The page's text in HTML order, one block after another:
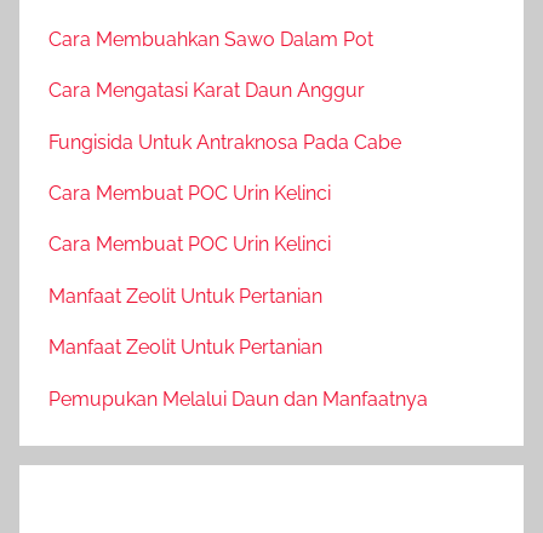
Cara Membuahkan Sawo Dalam Pot
Cara Mengatasi Karat Daun Anggur
Fungisida Untuk Antraknosa Pada Cabe
Cara Membuat POC Urin Kelinci
Cara Membuat POC Urin Kelinci
Manfaat Zeolit Untuk Pertanian
Manfaat Zeolit Untuk Pertanian
Pemupukan Melalui Daun dan Manfaatnya